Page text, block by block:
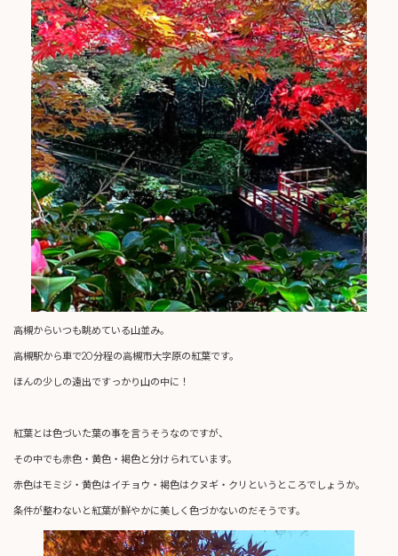
高槻からいつも眺めている山並み。
高槻駅から車で20分程の高槻市大字原の紅葉です。
ほんの少しの遠出ですっかり山の中に！
紅葉とは色づいた葉の事を言うそうなのですが、
その中でも赤色・黄色・褐色と分けられています。
赤色はモミジ・黄色はイチョウ・褐色はクヌギ・クリというところでしょうか。
条件が整わないと紅葉が鮮やかに美しく色づかないのだそうです。